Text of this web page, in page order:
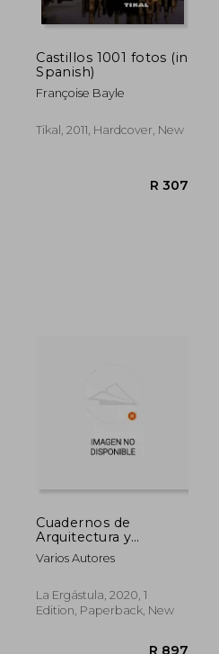
R
Castillos 1001 fotos (in
Spanish)
Françoise Bayle
Tikal, 2011, Hardcover, New
Cuadernos de
Arquitectura y
Fortificacion, n5 (in
Spanish)
Varios Autores
La Ergástula, 2020, 1
Edition, Paperback, New